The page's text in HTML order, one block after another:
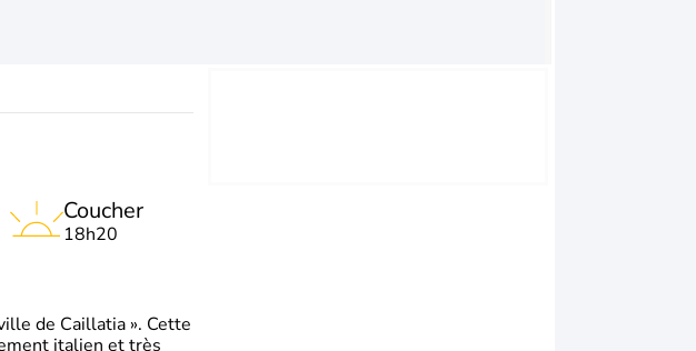
Coucher
18h20
de Caillatia ». Cette
italien et très